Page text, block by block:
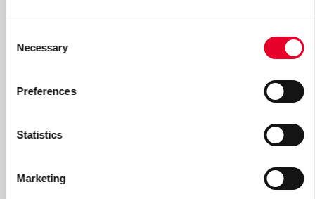
Selection
Necessary
Preferences
Statistics
Marketing